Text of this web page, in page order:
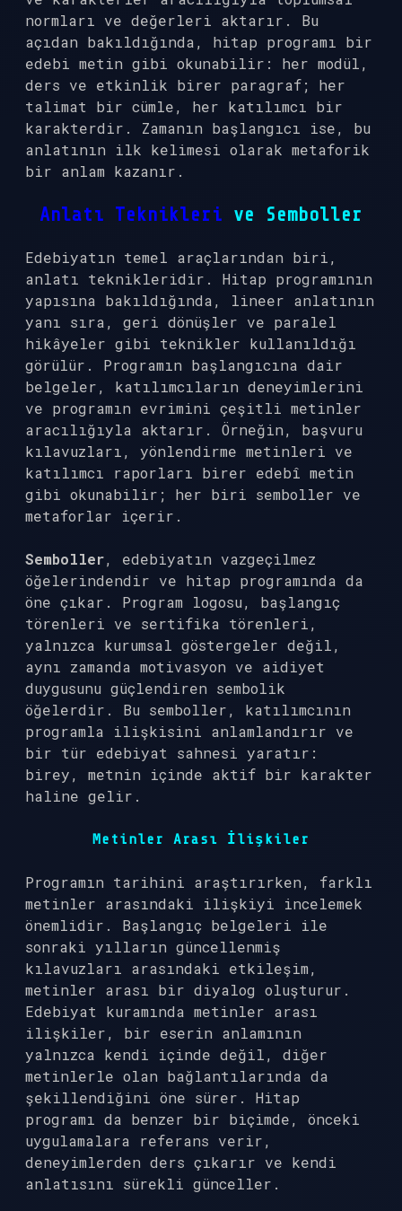
normları ve değerleri aktarır. Bu
açıdan bakıldığında, hitap programı bir
edebi metin gibi okunabilir: her modül,
ders ve etkinlik birer paragraf; her
talimat bir cümle, her katılımcı bir
karakterdir. Zamanın başlangıcı ise, bu
anlatının ilk kelimesi olarak metaforik
bir anlam kazanır.
Anlatı Teknikleri ve Semboller
Edebiyatın temel araçlarından biri,
anlatı teknikleridir. Hitap programının
yapısına bakıldığında, lineer anlatının
yanı sıra, geri dönüşler ve paralel
hikâyeler gibi teknikler kullanıldığı
görülür. Programın başlangıcına dair
belgeler, katılımcıların deneyimlerini
ve programın evrimini çeşitli metinler
aracılığıyla aktarır. Örneğin, başvuru
kılavuzları, yönlendirme metinleri ve
katılımcı raporları birer edebî metin
gibi okunabilir; her biri semboller ve
metaforlar içerir.
Semboller, edebiyatın vazgeçilmez
öğelerindendir ve hitap programında da
öne çıkar. Program logosu, başlangıç
törenleri ve sertifika törenleri,
yalnızca kurumsal göstergeler değil,
aynı zamanda motivasyon ve aidiyet
duygusunu güçlendiren sembolik
öğelerdir. Bu semboller, katılımcının
programla ilişkisini anlamlandırır ve
bir tür edebiyat sahnesi yaratır:
birey, metnin içinde aktif bir karakter
haline gelir.
Metinler Arası İlişkiler
Programın tarihini araştırırken, farklı
metinler arasındaki ilişkiyi incelemek
önemlidir. Başlangıç belgeleri ile
sonraki yılların güncellenmiş
kılavuzları arasındaki etkileşim,
metinler arası bir diyalog oluşturur.
Edebiyat kuramında metinler arası
ilişkiler, bir eserin anlamının
yalnızca kendi içinde değil, diğer
metinlerle olan bağlantılarında da
şekillendiğini öne sürer. Hitap
programı da benzer bir biçimde, önceki
uygulamalara referans verir,
deneyimlerden ders çıkarır ve kendi
anlatısını sürekli günceller.